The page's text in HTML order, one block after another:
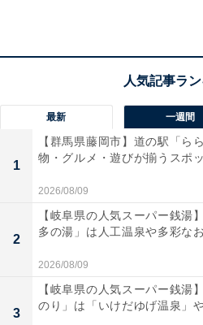
所在地：山形県鶴岡市湯野浜2-
・JR鶴岡駅より車で20分・バス
・庄内空港及びICより車で10分
大人1名：8695円
※料金は公式Webサイト参考価
※プラン・部屋により価格は変
チェックイン・チェックアウ
最新 一週間
1
【群馬県藤岡市】道の駅「ら
物・グルメ・遊びが揃うスポ
2026/08/09
2
【岐阜県の人気スーパー銭湯
多の湯」は人工温泉や多彩な
2026/08/09
3
【岐阜県の人気スーパー銭湯
のり」は「いけだゆげ温泉」